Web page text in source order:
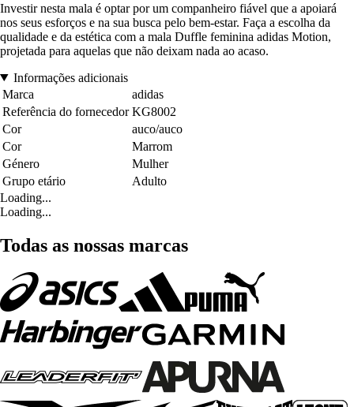
Investir nesta mala é optar por um companheiro fiável que a apoiará
nos seus esforços e na sua busca pelo bem-estar. Faça a escolha da
qualidade e da estética com a mala Duffle feminina adidas Motion,
projetada para aquelas que não deixam nada ao acaso.
Informações adicionais
Marca
adidas
Referência do fornecedor KG8002
Cor
auco/auco
Cor
Marrom
Género
Mulher
Grupo etário
Adulto
Loading...
Loading...
Todas as nossas marcas